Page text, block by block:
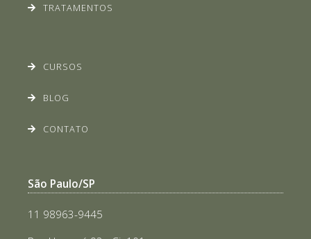
TRATAMENTOS
CURSOS
BLOG
CONTATO
São Paulo/SP
11 98963-9445